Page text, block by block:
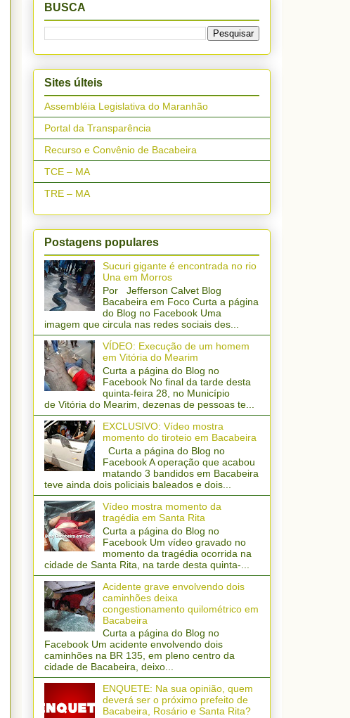
BUSCA
Sites últeis
Assembléia Legislativa do Maranhão
Portal da Transparência
Recurso e Convênio de Bacabeira
TCE – MA
TRE – MA
Postagens populares
Sucuri gigante é encontrada no rio
Una em Morros
Por Jefferson Calvet Blog
Bacabeira em Foco Curta a página
do Blog no Facebook Uma
imagem que circula nas redes sociais des...
VÍDEO: Execução de um homem
em Vitória do Mearim
Curta a página do Blog no
Facebook No final da tarde desta
quinta-feira 28, no Município
de Vitória do Mearim, dezenas de pessoas te...
EXCLUSIVO: Vídeo mostra
momento do tiroteio em Bacabeira
Curta a página do Blog no
Facebook A operação que acabou
matando 3 bandidos em Bacabeira
teve ainda dois policiais baleados e dois...
Vídeo mostra momento da
tragédia em Santa Rita
Curta a página do Blog no
Facebook Um vídeo gravado no
momento da tragédia ocorrida na
cidade de Santa Rita, na tarde desta quinta-...
Acidente grave envolvendo dois
caminhões deixa
congestionamento quilométrico em
Bacabeira
Curta a página do Blog no
Facebook Um acidente envolvendo dois
caminhões na BR 135, em pleno centro da
cidade de Bacabeira, deixo...
ENQUETE: Na sua opinião, quem
deverá ser o próximo prefeito de
Bacabeira, Rosário e Santa Rita?